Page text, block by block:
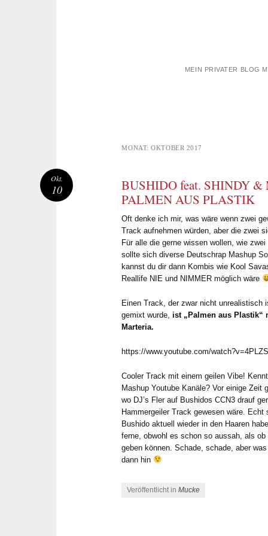
MEIN PRIVATER BLOG
MONAT:OKTOBER 2017
BUSHIDO feat. SHINDY
PALMEN AUS PLASTIK
Oft denke ich mir, was wäre wenn zwei
Track aufnehmen würden, aber die zwei
Für alle die gerne wissen wollen, wie
sollte sich diverse Deutschrap Mashup
kannst du dir dann Kombis wie Kool
Reallife NIE und NIMMER möglich wäre
Einen Track, der zwar nicht unrealistisch
gemixt wurde, ist „Palmen aus
Marteria.
https://www.youtube.com/
Cooler Track mit einem geilen Vibe!
Mashup Youtube Kanäle? Vor einige Zeit
wo DJ’s Fler auf Bushidos CCN3 drauf
Hammergeiler Track gewesen wäre.
Bushido aktuell wieder in den Haaren
ferne, obwohl es schon so aussah, als
geben können. Schade, schade, aber
dann hin
Veröffentlicht inMucke
Okt.
10